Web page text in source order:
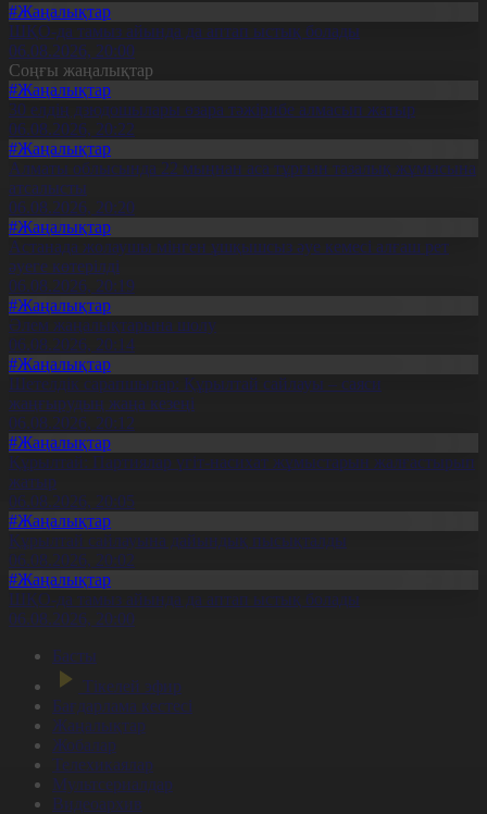
#Жаңалықтар
ШҚО-да тамыз айында да аптап ыстық болады
06.08.2026, 20:00
Соңғы жаңалықтар
#Жаңалықтар
30 елдің дзюдошылары өзара тәжірибе алмасып жатыр
06.08.2026, 20:22
#Жаңалықтар
Алматы облысында 22 мыңнан аса тұрғын тазалық жұмысына
атсалысты
06.08.2026, 20:20
#Жаңалықтар
Астанада жолаушы мінген ұшқышсыз әуе кемесі алғаш рет
әуеге көтерілді
06.08.2026, 20:19
#Жаңалықтар
Әлем жаңалықтарына шолу
06.08.2026, 20:14
#Жаңалықтар
Шетелдік сарапшылар: Құрылтай сайлауы – саяси
жаңғырудың жаңа кезеңі
06.08.2026, 20:12
#Жаңалықтар
Құрылтай: Партиялар үгіт-насихат жұмыстарын жалғастырып
жатыр
06.08.2026, 20:05
#Жаңалықтар
Құрылтай сайлауына дайындық пысықталды
06.08.2026, 20:02
#Жаңалықтар
ШҚО-да тамыз айында да аптап ыстық болады
06.08.2026, 20:00
Басты
Тікелей эфир
Бағдарлама кестесі
Жаңалықтар
Жобалар
Телехикаялар
Мультсериалдар
Видеоархив